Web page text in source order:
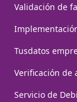
Validación de
Tusdatos
Verificación de
Servicio de